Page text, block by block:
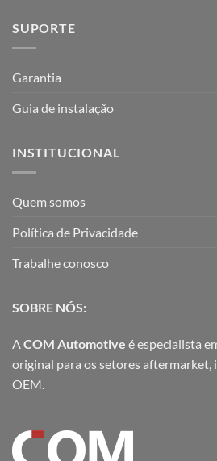
SUPORTE
Garantia
Guia de instalação
INSTITUCIONAL
Quem somos
Política de Privacidade
Trabalhe conosco
SOBRE NÓS:
ACOM Automotive é especialista
original para os setores
OEM.